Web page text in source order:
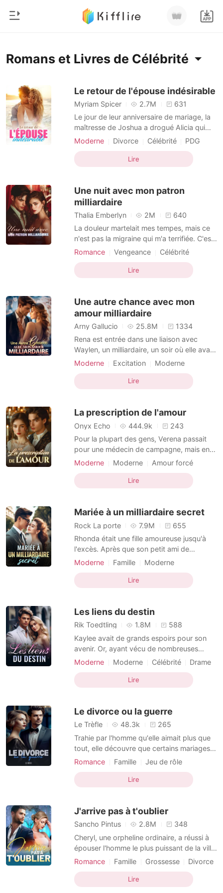
Historique
Déconnexion
Télécharger l'appli
Accueil
Moderne
Loup-garou
Nouvelle
Classement
Nouvelles
Romans et Livres de Célébrité
Le retour de l'épouse indésirable
Myriam Spicer 2.7M
631
Le jour de leur anniversaire de mariage, la
maîtresse de Joshua a drogué Alicia qui
s'est retrouvée dans le lit d'un inconnu. Du
virginité et la maîtresse de Joshua est
tombée enceinte de lui. Le cœur brisé et
Joshua ne
Moderne Divorce Célébrité
PDG
Perfide
Lire
Une nuit avec mon patron
milliardaire
Thalia Emberlyn 2M
640
La douleur martelait mes tempes, mais ce
n'est pas la migraine qui m'a terrifiée. C'est
la sensation de la soie sous mes doigts et
à mon petit appartement de Brooklyn. En
me tournant, mon cœur s'est arrêté.
un i
Romance Vengeance
Célébrité
Drame
Chick lit
Lire
Une autre chance avec mon
amour milliardaire
Arny Gallucio 25.8M
1334
Rena est entrée dans une liaison avec
Waylen, un milliardaire, un soir où elle avait
trop bu. Elle avait besoin de son aide,
ce qui devait être une aventure d'une nuit
s'est transformé en quelque chose de
Moderne Excitation
Moderne
Séduction
Célébrité
Avocate
Charmant
Douceur
Lire
La prescription de l'amour
Onyx Echo 444.9k
243
Pour la plupart des gens, Verena passait
pour une médecin de campagne, mais en
réalité, elle accomplissait de petits
tombé éperdument amoureux d'elle et ait
veillé sur elle pendant de longues nuits
fauteuil roulant
Moderne Moderne
Amour forcé
Coup de foudre
Célébrité
Arrogant
Dominant
Douceur
Lire
Mariée à un milliardaire secret
Rock La porte 7.9M
655
Rhonda était une fille amoureuse jusqu'à
l'excès. Après que son petit ami de
plusieurs années ait perdu son emploi, elle
Elle le gâtait même, pour qu'il ne se sente
pas déprimé. Et qu'est-ce qu'il a fait pour
me
Moderne Famille
Moderne
Amour feint
Célébrité
Noble
Charmant
Histoire d'amour
Lire
Les liens du destin
Rik Toedtling 1.8M
588
Kaylee avait de grands espoirs pour son
avenir. Or, ayant vécu de nombreuses
années avec sa famille adoptive - les
place de sa sœur et se marier avec le fils
infâme de la famille Stephen. Elijah, le
jupons. Il était
Moderne Moderne Célébrité
Drame
Héroïne fougueuse
Histoire d'amour
Lire
Le divorce ou la guerre
Le Trèfle 48.3k
265
Trahie par l'homme qu'elle aimait plus que
tout, elle découvre que certains mariages
reposent sur des mensonges impossibles à
Élina Vautier a abandonné sa carrière pour
épouser Kaelan Royce, héritier d'un
ans, il lui
Romance Famille
Jeu de rôle
Trahison
Divorce
Célébrité
Avocate
Renaissance
Lire
J'arrive pas à t'oublier
Sancho Pintus 2.8M
348
Cheryl, une orpheline ordinaire, a réussi à
épouser l'homme le plus puissant de la ville.
Il était parfait dans tous les aspects, à un
après leur mariage, elle est enfin tombée
enceinte, mais c'est aussi le jour où son
Romance Famille Grossesse
Divorce
Célébrité
PDG
Courageuse
Dominant
Lire